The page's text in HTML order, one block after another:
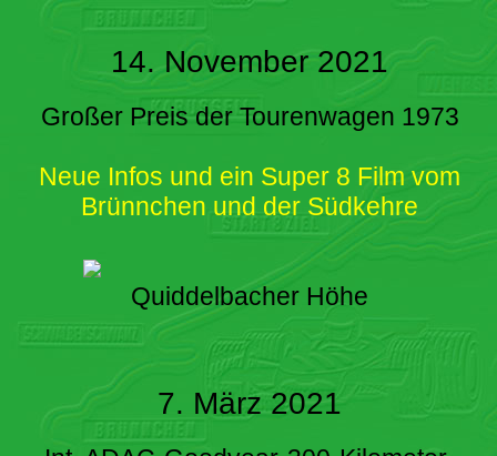
14. November 2021
Großer Preis der Tourenwagen 1973
Neue Infos und ein Super 8 Film vom
Brünnchen und der Südkehre
Quiddelbacher Höhe
7. März 2021